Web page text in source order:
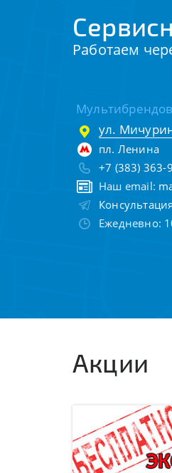
Работаем
ул.
пл. Ленина
+7 (383) 363-
Наш email:
Ежедневно:
Акции